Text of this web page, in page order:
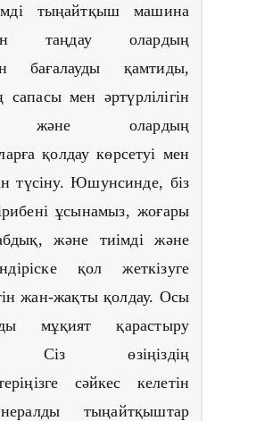
тыңайтқыш машина
таңдау олардың
бағалауды қамтиды,
мен әртүрлілігін
және олардың
қолдау көрсетуі мен
түсіну. Юшунсинде, біз
ұсынамыз, жоғары
және тиімді және
қол жеткізуге
жан-жақты қолдау. Осы
мұқият қарастыру
Сіз өзіңіздің
сәйкес келетін
тыңайтқыштар